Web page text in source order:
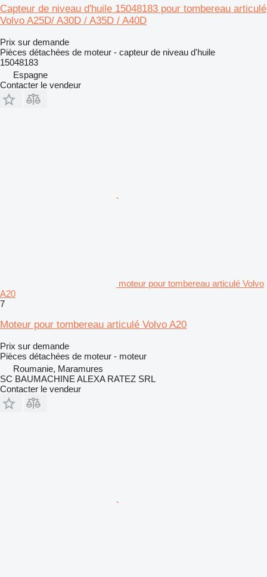
Capteur de niveau d'huile 15048183 pour tombereau articulé
Volvo A25D/ A30D / A35D / A40D
Prix sur demande
Pièces détachées de moteur - capteur de niveau d'huile
15048183
Espagne
Contacter le vendeur
moteur pour tombereau articulé Volvo
A20
7
Moteur pour tombereau articulé Volvo A20
Prix sur demande
Pièces détachées de moteur - moteur
Roumanie, Maramures
SC BAUMACHINE ALEXA RATEZ SRL
Contacter le vendeur